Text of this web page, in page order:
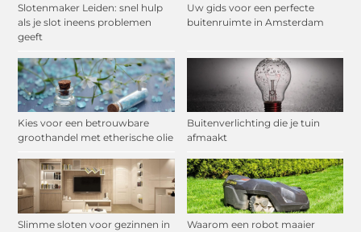
Slotenmaker Leiden: snel hulp
als je slot ineens problemen
geeft
Uw gids voor een perfecte
buitenruimte in Amsterdam
Kies voor een betrouwbare
groothandel met etherische olie
Buitenverlichting die je tuin
afmaakt
Slimme sloten voor gezinnen in
Waarom een robot maaier